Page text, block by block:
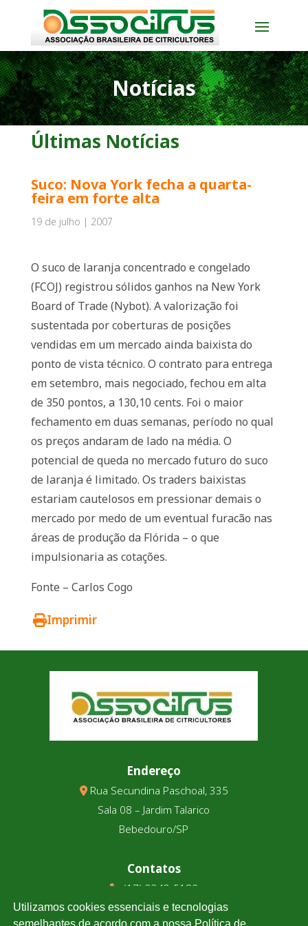
Notícias
Últimas Notícias
Suco: Nova York fecha a quarta-
feira em forte alta
19 de julho | 2007
O suco de laranja concentrado e congelado
(FCOJ) registrou sólidos ganhos na New York
Board of Trade (Nybot). A valorização foi
sustentada por coberturas de posições
vendidas em um mercado ainda baixista do
ponto de vista técnico. O contrato para entrega
em setembro, mais negociado, fechou em alta
de 350 pontos, a 130,10 cents. Foi o maior
fechamento em duas semanas, período no qual
os preços andaram de lado na média. O
potencial de queda no mercado futuro do suco
de laranja é limitado. Os traders baixistas
estariam cautelosos em pressionar demais o
mercado por medo de um eventual furacão nas
áreas de produção da Flórida – o que
impulsionaria as cotações.
Fonte – Carlos Cogo
Imprimir
Endereço
Rua Secundina Paschoal, 335
Sala 08 – Jardim Talarico
Bebedouro/SP
Contatos
(17) 3343-5180
(17) 99123-9831
Utilizamos cookies essenciais e tecnologias
semelhantes de acordo com a nossa Política de